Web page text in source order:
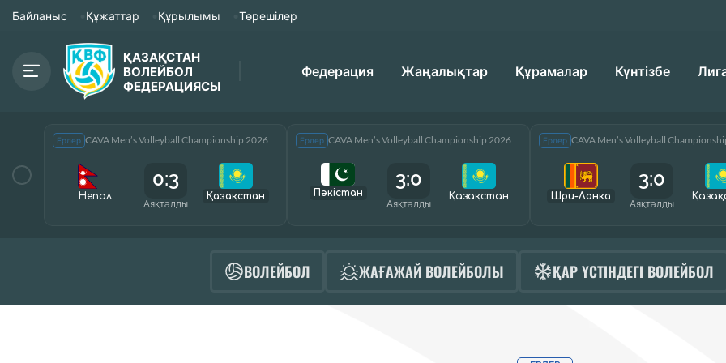
Байланыс Құжаттар Құрылымы Төрешілер
ҚАЗАҚСТАН
ВОЛЕЙБОЛ
ФЕДЕРАЦИЯСЫ
Федерация Жаңалықтар Құрамалар Күнтізбе
Ерлер CAVA Men’s Volleyball Championship 2026
Непал
0:3
Аяқталды
Қазақcтан
Ерлер CAVA Men’s Volleyball Championship 2026
Пәкістан
3:0
Аяқталды
Қазақcтан
Ерлер CAVA Men’s Volleyball
Шри-Ланка
3:0
Аяқталды
ВОЛЕЙБОЛ ЖАҒАЖАЙ ВОЛЕЙБОЛЫ ҚАР ҮСТІНДЕГІ ВОЛЕЙБОЛ